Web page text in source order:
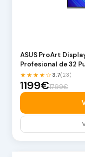
ASUS ProArt
Profesional de 32
★★★★☆3.7(23)
1199€1799€